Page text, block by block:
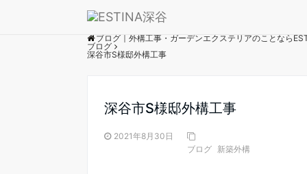
ブログ｜外構工事・ガーデンエクステリアのことなら
ブログ
深谷市S様邸外構工事
深谷市S様邸外構工事
2021年8月30日
ブログ 新築外構